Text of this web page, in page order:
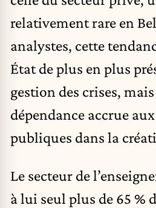
relativement rare en
analystes, cette
État de plus en plus
gestion des crises,
dépendance accrue
publiques dans la
Le secteur de
à lui seul plus de 65 %